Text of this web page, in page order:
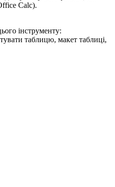
Calc).
інструменту:
таблицю, макет таблиці,